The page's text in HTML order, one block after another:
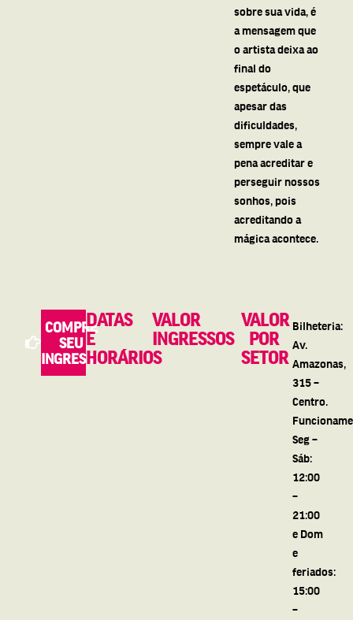
sobre sua vida, é
a mensagem que
o artista deixa ao
final do
espetáculo, que
apesar das
dificuldades,
sempre vale a
pena acreditar e
perseguir nossos
sonhos, pois
acreditando a
mágica acontece.
COMPRE
SEU
INGRESSO
DATAS
E
HORÁRIOS
VALOR
INGRESSOS
VALOR
POR
SETOR
Bilheteria:
Av.
Amazonas,
315 –
Centro.
Seg –
Sáb:
12:00
–
21:00
e Dom
e
feriados:
15:00
–